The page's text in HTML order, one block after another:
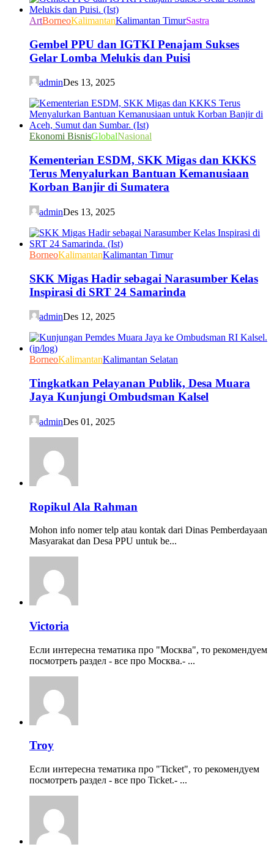
ArtBorneoKalimantanKalimantan TimurSastra
Gembel PPU dan IGTKI Penajam Sukses
Gelar Lomba Melukis dan Puisi
adminDes 13, 2025
Ekonomi BisnisGlobalNasional
Kementerian ESDM, SKK Migas dan KKKS
Terus Menyalurkan Bantuan Kemanusiaan
Korban Banjir di Sumatera
adminDes 13, 2025
BorneoKalimantanKalimantan Timur
SKK Migas Hadir sebagai Narasumber Kelas
Inspirasi di SRT 24 Samarinda
adminDes 12, 2025
BorneoKalimantanKalimantan Selatan
Tingkatkan Pelayanan Publik, Desa Muara
Jaya Kunjungi Ombudsman Kalsel
adminDes 01, 2025
Ropikul Ala Rahman
Mohon info nomer telp atau kontak dari Dinas Pemberdayaan
Masyarakat dan Desa PPU untuk be...
Victoria
Если интересна тематика про "Москва", то рекомендуем
посмотреть раздел - все про Москва.- ...
Troy
Если интересна тематика про "Ticket", то рекомендуем
посмотреть раздел - все про Ticket.- ...